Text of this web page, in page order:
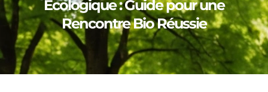
Écologique : Guide pour une
Rencontre Bio Réussie